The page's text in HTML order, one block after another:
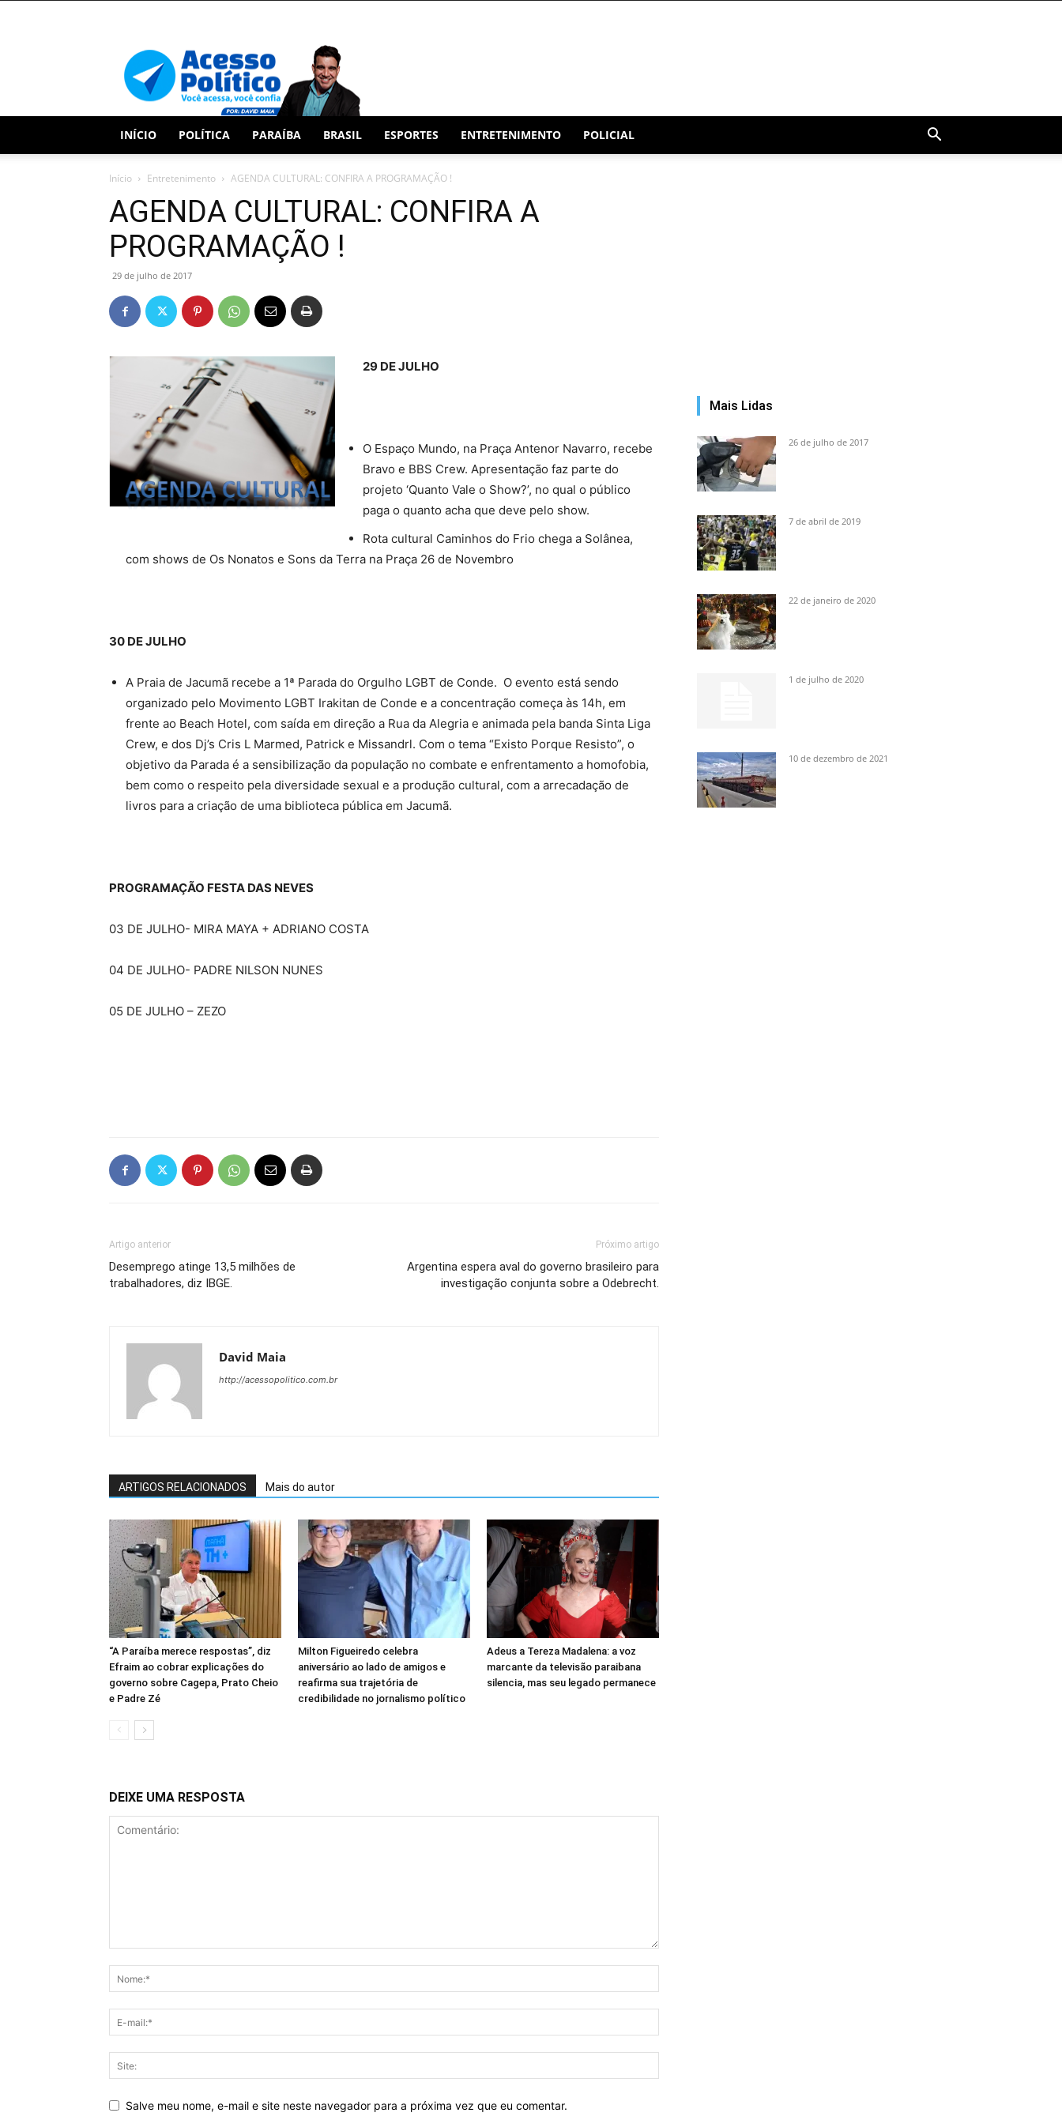
INÍCIO POLÍTICA PARAÍBA BRASIL ESPORTES ENTRETENIMENTO POLICIAL
Início Entretenimento AGENDA CULTURAL: CONFIRA A PROGRAMAÇÃO !
AGENDA CULTURAL: CONFIRA A
PROGRAMAÇÃO !
29 de julho de 2017
29 DE JULHO
O Espaço Mundo, na Praça Antenor Navarro, recebe
Bravo e BBS Crew. Apresentação faz parte do
projeto ‘Quanto Vale o Show?’, no qual o público
paga o quanto acha que deve pelo show.
Rota cultural Caminhos do Frio chega a Solânea,
com shows de Os Nonatos e Sons da Terra na Praça 26 de Novembro
30 DE JULHO
A Praia de Jacumã recebe a 1ª Parada do Orgulho LGBT de Conde. O evento está sendo
organizado pelo Movimento LGBT Irakitan de Conde e a concentração começa às 14h, em
frente ao Beach Hotel, com saída em direção a Rua da Alegria e animada pela banda Sinta Liga
Crew, e dos Dj’s Cris L Marmed, Patrick e Missandrl. Com o tema “Existo Porque Resisto”, o
objetivo da Parada é a sensibilização da população no combate e enfrentamento a homofobia,
bem como o respeito pela diversidade sexual e a produção cultural, com a arrecadação de
livros para a criação de uma biblioteca pública em Jacumã.
PROGRAMAÇÃO FESTA DAS NEVES
03 DE JULHO- MIRA MAYA + ADRIANO COSTA
04 DE JULHO- PADRE NILSON NUNES
05 DE JULHO – ZEZO
Artigo anterior
Desemprego atinge 13,5 milhões de
trabalhadores, diz IBGE.
Próximo artigo
Argentina espera aval do governo brasileiro para
investigação conjunta sobre a Odebrecht.
David Maia
http://acessopolitico.com.br
ARTIGOS RELACIONADOS Mais do autor
“A Paraíba merece respostas”, diz
Efraim ao cobrar explicações do
governo sobre Cagepa, Prato Cheio
e Padre Zé
Milton Figueiredo celebra
aniversário ao lado de amigos e
reafirma sua trajetória de
credibilidade no jornalismo político
Adeus a Tereza Madalena: a voz
marcante da televisão paraibana
silencia, mas seu legado permanece
DEIXE UMA RESPOSTA
Salve meu nome, e-mail e site neste navegador para a próxima vez que eu comentar.
Mais Lidas
26 de julho de 2017
7 de abril de 2019
22 de janeiro de 2020
1 de julho de 2020
10 de dezembro de 2021